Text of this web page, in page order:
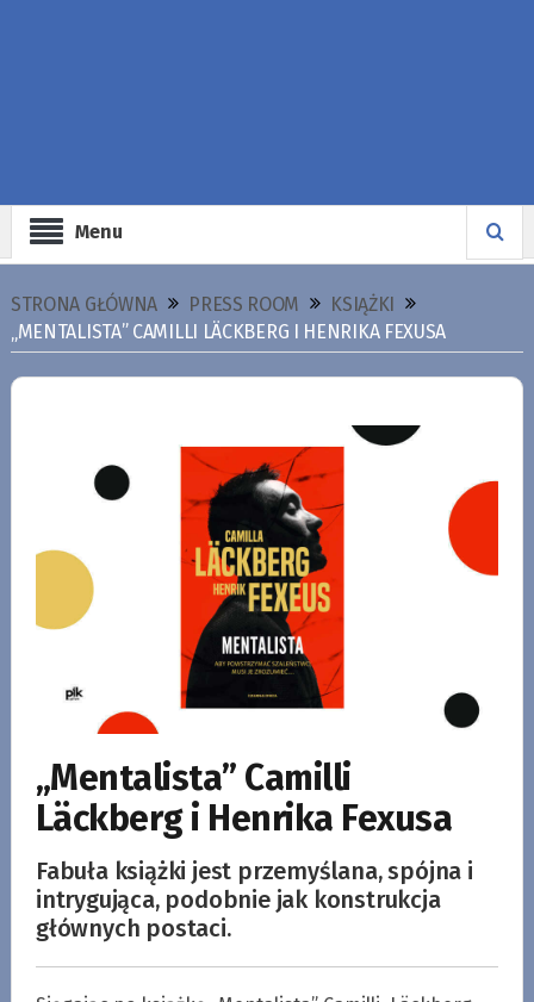
Menu
STRONA GŁÓWNA PRESS ROOM
KSIĄŻKI
„MENTALISTA” CAMILLI LÄCKBERG I HENRIKA FEXUSA
„Mentalista” Camilli
Läckberg i Henrika Fexusa
Fabuła książki jest przemyślana, spójna i
intrygująca, podobnie jak konstrukcja
głównych postaci.